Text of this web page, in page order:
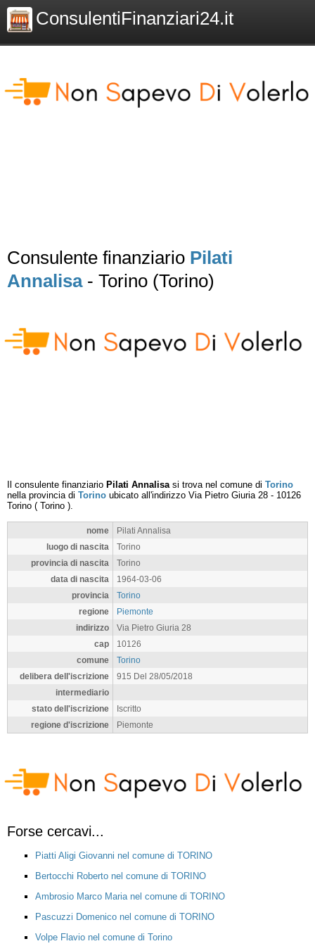
ConsulentiFinanziari24.it
Consulente finanziario Pilati
Annalisa- Torino (Torino)
Il consulente finanziario Pilati Annalisasi trova nel comune di Torino
nella provincia di Torino ubicato all'indirizzo Via Pietro Giuria 28 - 10126
Torino ( Torino ).
nome
Pilati Annalisa
luogo di nascita
Torino
provincia di nascita
Torino
data di nascita
1964-03-06
provincia
Torino
regione
Piemonte
indirizzo
Via Pietro Giuria 28
cap
10126
comune
Torino
delibera dell'iscrizione
915 Del 28/05/2018
intermediario
stato dell'iscrizione
Iscritto
regione d'iscrizione
Piemonte
Forse cercavi...
Piatti Aligi Giovanni nel comune di TORINO
Bertocchi Roberto nel comune di TORINO
Ambrosio Marco Maria nel comune di TORINO
Pascuzzi Domenico nel comune di TORINO
Volpe Flavio nel comune di Torino